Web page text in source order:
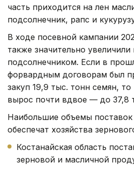
часть приходится на лен
подсолнечник, рапс и
В ходе посевной кампании
также значительно
подсолнечником. Если в
форвардным договорам был
закуп 19,9 тыс. тонн семян,
вырос почти вдвое — до 37,8
Наибольшие объемы
обеспечат хозяйства
Костанайская область
зерновой и масличной